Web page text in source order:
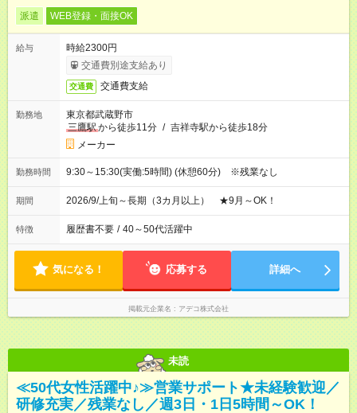
派遣 WEB登録・面接OK
給与
時給2300円
交通費別途支給あり
交通費 交通費支給
勤務地
東京都武蔵野市
三鷹駅から徒歩11分 / 吉祥寺駅から徒歩18分
メーカー
勤務時間 9:30～15:30(実働:5時間) (休憩60分) ※残業なし
期間 2026/9/上旬～長期（3カ月以上） ★9月～OK！
特徴 履歴書不要 / 40～50代活躍中
気になる！ 応募する 詳細へ
掲載元企業名 アデコ株式会社
未読
≪50代女性活躍中♪≫営業サポート★未経験歓迎／
研修充実／残業なし／週3日・1日5時間～OK！